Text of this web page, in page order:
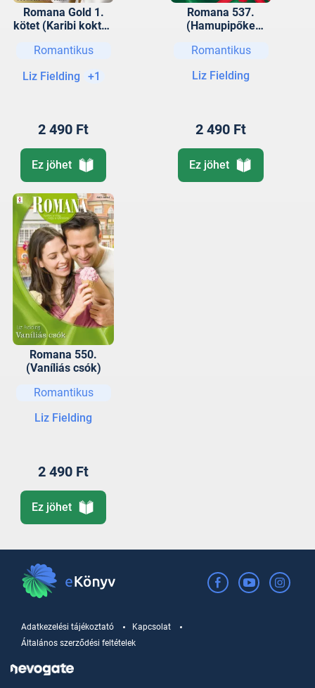
Romana Gold 1.
kötet (Karibi koktél,
Romantikus
Liz Fielding
+1
2 490 Ft
Ez jöhet
Romana 537.
(Hamupipőke
Romantikus
Liz Fielding
2 490 Ft
Ez jöhet
Romana 550.
(Vaníliás csók)
Romantikus
Liz Fielding
2 490 Ft
Ez jöhet
Adatkezelési tájékoztató
Kapcsolat
Általános szerződési feltételek